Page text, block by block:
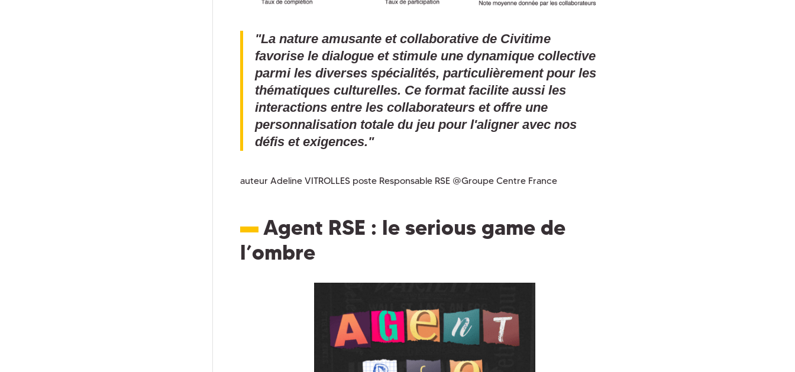
"La nature amusante et collaborative de Civitime
favorise le dialogue et stimule une dynamique collective
parmi les diverses spécialités, particulièrement pour les
thématiques culturelles. Ce format facilite aussi les
interactions entre les collaborateurs et offre une
personnalisation totale du jeu pour l'aligner avec nos
défis et exigences."
auteur Adeline VITROLLES poste Responsable RSE @Groupe Centre France
Agent RSE : le serious game de
l’ombre